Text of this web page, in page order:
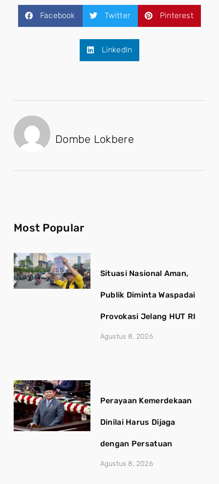
Facebook Twitter Pinterest
LinkedIn
Dombe Lokbere
Most Popular
Situasi Nasional Aman,
Publik Diminta Waspadai
Provokasi Jelang HUT RI
Agustus 8, 2026
Perayaan Kemerdekaan
Dinilai Harus Dijaga
dengan Persatuan
Agustus 8, 2026